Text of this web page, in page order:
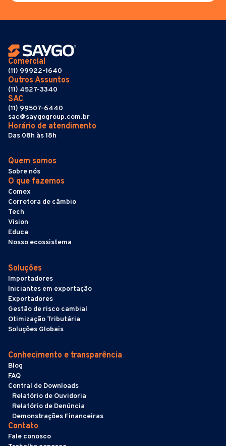
Comercial
(11) 99922-1640
Outros Assuntos
(11) 4527-3340
SAC
(11) 99507-6440
sac@saygogroup.com.br
Horário de atendimento
Das 08h às 18h
Quem somos
Sobre nós
O que fazemos
Comex
Corretora de câmbio
Tech
Vision
Educa
Nosso ecossistema
Soluções
Importadores
Iniciantes em exportação
Exportadores
Gestão de risco cambial
Otimização Tributária
Soluções Globais
Conhecimento e transparência
Blog
FAQ
Central de Downloads
Relatório de Ouvidoria
Relatório de Denúncia
Demonstrações Financeiras
Contato
Fale conosco